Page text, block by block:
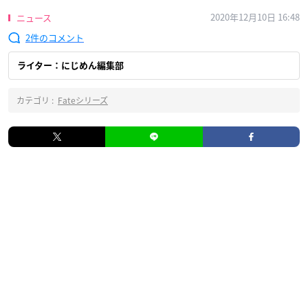
ニュース
2020年12月10日 16:48
2
ライター：にじめん編集部
カテゴリ : Fateシリーズ